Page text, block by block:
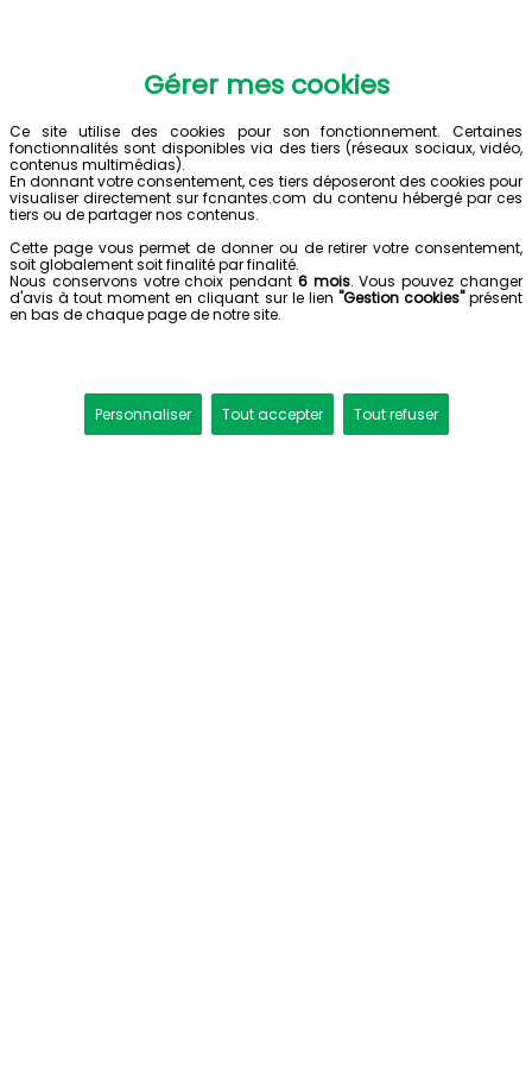
Gérer mes cookies
Ce site utilise des cookies pour son fonctionnement. Certaines
fonctionnalités sont disponibles via des tiers (réseaux sociaux, vidéo,
contenus multimédias).
En donnant votre consentement, ces tiers déposeront des cookies pour
visualiser directement sur fcnantes.com du contenu hébergé par ces
tiers ou de partager nos contenus.
Cette page vous permet de donner ou de retirer votre consentement,
soit globalement soit finalité par finalité.
Nous conservons votre choix pendant 6 mois. Vous pouvez changer
d'avis à tout moment en cliquant sur le lien "Gestion cookies"présent
en bas de chaque page de notre site.
Personnaliser Tout accepter Tout refuser